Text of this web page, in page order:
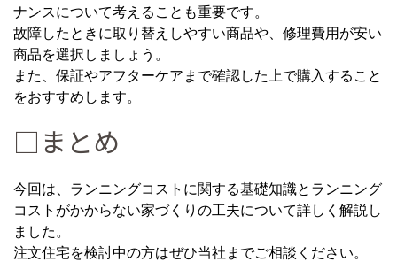
ナンスについて考えることも重要です。
故障したときに取り替えしやすい商品や、修理費用が安い
商品を選択しましょう。
また、保証やアフターケアまで確認した上で購入すること
をおすすめします。
□まとめ
今回は、ランニングコストに関する基礎知識とランニング
コストがかからない家づくりの工夫について詳しく解説し
ました。
注文住宅を検討中の方はぜひ当社までご相談ください。